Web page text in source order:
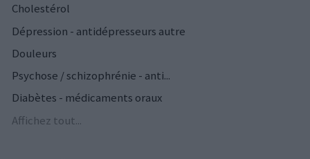
Cholestérol
Dépression - antidépresseurs autre
Douleurs
Psychose / schizophrénie - anti...
Diabètes - médicaments oraux
Affichez tout...